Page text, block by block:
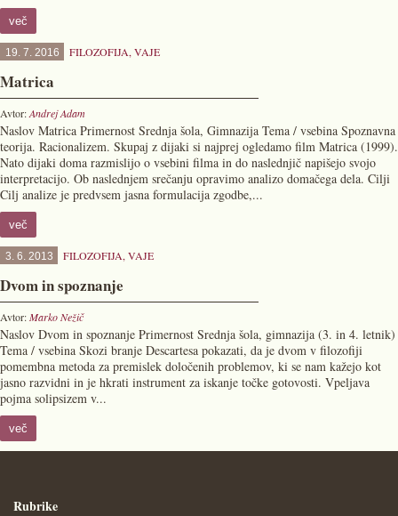
več
19. 7. 2016 FILOZOFIJA, VAJE
Matrica
Avtor:Andrej Adam
Naslov Matrica Primernost Srednja šola, Gimnazija Tema / vsebina Spoznavna
teorija. Racionalizem. Skupaj z dijaki si najprej ogledamo film Matrica (1999).
Nato dijaki doma razmislijo o vsebini filma in do naslednjič napišejo svojo
interpre­tacijo. Ob naslednjem srečanju opravimo analizo domačega dela. Cilji
Cilj analize je predvsem jasna formulacija zgodbe,...
več
3. 6. 2013 FILOZOFIJA, VAJE
Dvom in spoznanje
Avtor:Marko Nežič
Naslov Dvom in spoznanje Primernost Srednja šola, gimnazija (3. in 4. letnik)
Tema / vsebina Skozi branje Descartesa pokazati, da je dvom v filozofiji
pomembna metoda za premislek določenih problemov, ki se nam kažejo kot
jasno razvidni in je hkrati instrument za iskanje točke gotovosti. Vpeljava
pojma solipsizem v...
več
Rubrike